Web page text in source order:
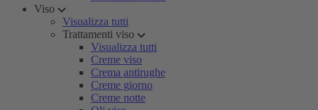
Viso
Visualizza tutti
Trattamenti viso
Visualizza tutti
Creme viso
Crema antirughe
Creme giorno
Creme notte